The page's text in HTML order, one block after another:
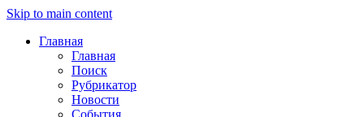
Skip to main content
Главная
Главная
Поиск
Рубрикатор
Новости
События